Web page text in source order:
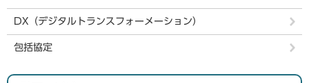
DX（デジタルトランスフォーメーション）
包括協定